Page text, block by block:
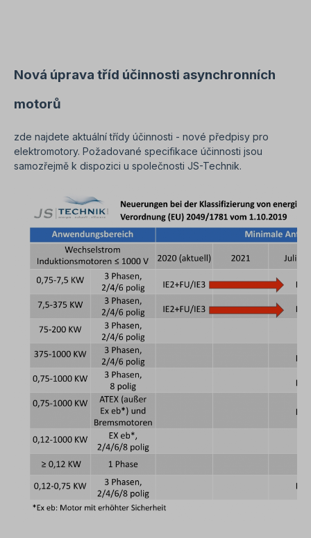
otázky. Všechny fotografie výrobků jsou
nezávazné příklady!Technické změny vyhrazeny.
Nová úprava tříd účinnosti asynchronních
motorů
zde najdete aktuální třídy účinnosti - nové předpisy pro
elektromotory. Požadované specifikace účinnosti jsou
samozřejmě k dispozici u společnosti JS-Technik.